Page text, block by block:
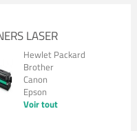
LASER
Hewlet Packard
Brother
Canon
Epson
Voir tout